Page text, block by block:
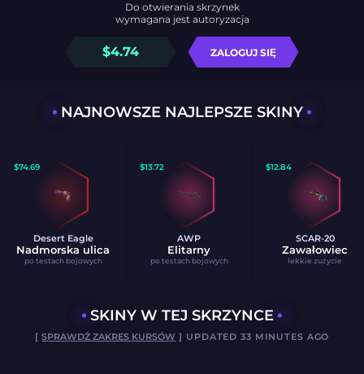
$4.74 ZALOGUJ SIĘ
Do otwierania skrzynek
wymagana jest autoryzacja
NAJNOWSZE NAJLEPSZE SKINY
$74.69
Desert Eagle
Nadmorska ulica
po testach bojowych
$13.72
AWP
Elitarny
po testach bojowych
$12.84
SCAR-20
Zawałowiec
lekkie zużycie
SKINY W TEJ SKRZYNCE
[SPRAWDŹ ZAKRES KURSÓW ] UPDATED 33 MINUTES AGO